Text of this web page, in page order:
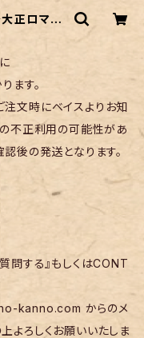
正ロマン
ます。
文時にベイスよりお知
の不正利用の可能性があ
後の発送となります。
問する』もしくはCONT
kanno.com からのメ
よろしくお願いいたしま